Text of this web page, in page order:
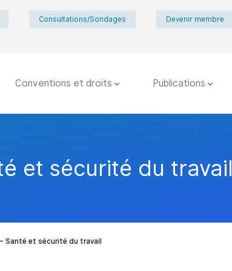
Consultations/Sondages Devenir membre
Conventions et droits Publications
et sécurité du travail
Santé et sécurité du travail